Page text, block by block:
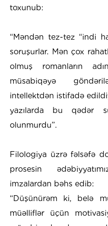
toxunub:
​“Məndən tez-tez “indi
soruşurlar. Mən çox
olmuş romanların
müsabiqəyə
intellektdən istifadə
yazılarda bu qədər
olunmurdu”.
​Filologiya üzrə fəlsəfə
prosesin
imzalardan bəhs edib:
​“Düşünürəm ki, belə
müəlliflər üçün